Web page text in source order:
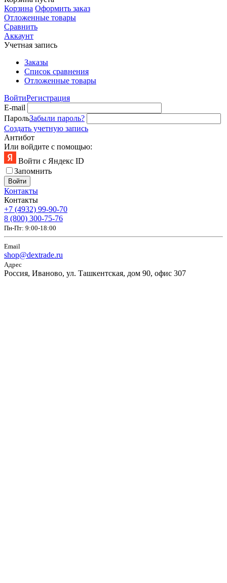
Корзина Оформить заказ
Отложенные товары
Сравнить
Аккаунт
Учетная запись
Заказы
Список сравнения
Отложенные товары
ВойтиРегистрация
E-mail
ПарольЗабыли пароль?
Создать учетную запись
Антибот
Или войдите с помощью:
Войти с Яндекс ID
Запомнить
Войти
Контакты
Контакты
+7 (4932) 99-90-70
8 (800) 300-75-76
Пн-Пт: 9:00-18:00
Email
shop@dextrade.ru
Адрес
Россия, Иваново, ул. Ташкентская, дом 90, офис 307